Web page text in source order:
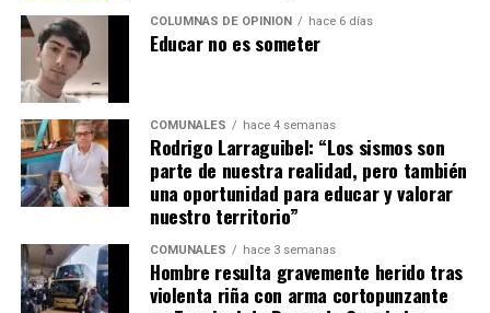
COLUMNAS DE OPINIÓN hace 6 días
Educar no es someter
COMUNALES hace 4 semanas
Rodrigo Larraguibel: “Los sismos son
parte de nuestra realidad, pero también
una oportunidad para educar y valorar
nuestro territorio”
COMUNALES hace 3 semanas
Hombre resulta gravemente herido tras
violenta riña con arma cortopunzante